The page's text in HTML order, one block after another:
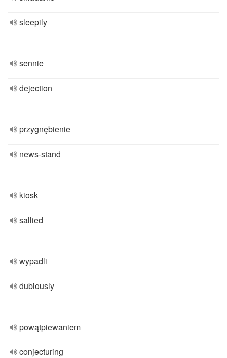
sleepily
sennie
dejection
przygnębienie
news-stand
kiosk
sallied
wypadli
dubiously
powątpiewaniem
conjecturing